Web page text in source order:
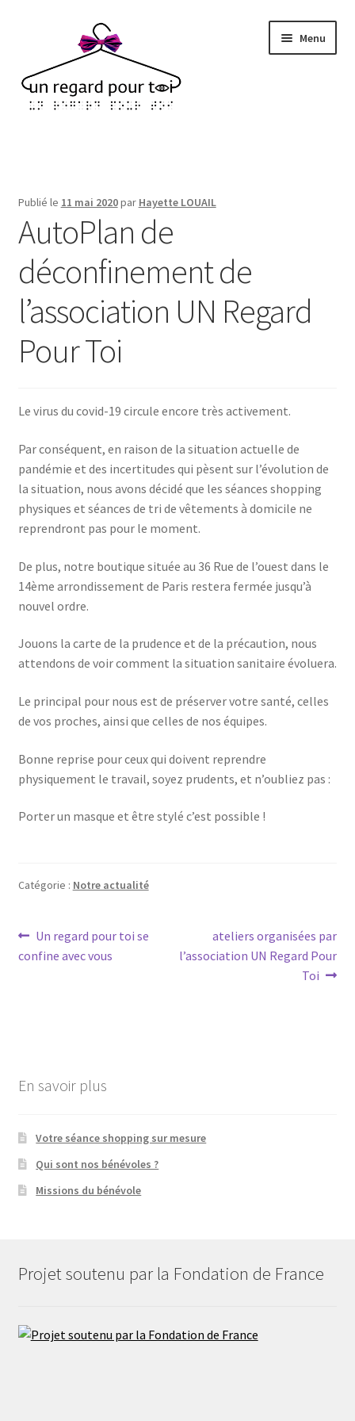
navigation
contenu
Menu
Nous rejoindre
Nous contacter
FAIRE UN DON
Publié le 11 mai 2020par Hayette LOUAIL
AutoPlan de
déconfinement de
l’association UN Regard
Pour Toi
Le virus du covid-19 circule encore très activement.
Par conséquent, en raison de la situation actuelle de
pandémie et des incertitudes qui pèsent sur l’évolution de
la situation, nous avons décidé que les séances shopping
physiques et séances de tri de vêtements à domicile ne
reprendront pas pour le moment.
De plus, notre boutique située au 36 Rue de l’ouest dans le
14ème arrondissement de Paris restera fermée jusqu’à
nouvel ordre.
Jouons la carte de la prudence et de la précaution, nous
attendons de voir comment la situation sanitaire évoluera.
Le principal pour nous est de préserver votre santé, celles
de vos proches, ainsi que celles de nos équipes.
Bonne reprise pour ceux qui doivent reprendre
physiquement le travail, soyez prudents, et n’oubliez pas :
Porter un masque et être stylé c’est possible !
Catégorie : Notre actualité
Navigation
de
Article
précédent :
Un regard pour toi se
confine avec vous
Article
suivant :
ateliers organisées par
l’association UN Regard Pour
Toi
En savoir plus
Votre séance shopping sur mesure
Qui sont nos bénévoles ?
Missions du bénévole
Projet soutenu par la Fondation de France